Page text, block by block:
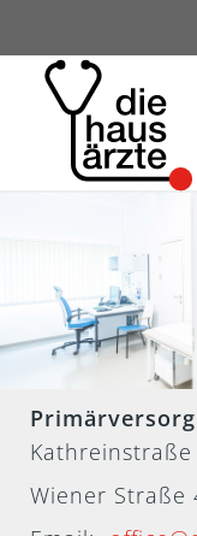
Kathreinstraße
Wiener Straße